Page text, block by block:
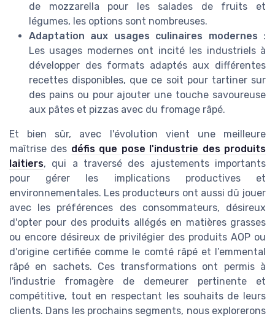
de mozzarella pour les salades de fruits et
légumes, les options sont nombreuses.
Adaptation aux usages culinaires modernes :
Les usages modernes ont incité les industriels à
développer des formats adaptés aux différentes
recettes disponibles, que ce soit pour tartiner sur
des pains ou pour ajouter une touche savoureuse
aux pâtes et pizzas avec du fromage râpé.
Et bien sûr, avec l'évolution vient une meilleure
maîtrise des défis que pose l'industrie des produits
laitiers, qui a traversé des ajustements importants
pour gérer les implications productives et
environnementales. Les producteurs ont aussi dû jouer
avec les préférences des consommateurs, désireux
d'opter pour des produits allégés en matières grasses
ou encore désireux de privilégier des produits AOP ou
d'origine certifiée comme le comté râpé et l’emmental
râpé en sachets. Ces transformations ont permis à
l'industrie fromagère de demeurer pertinente et
compétitive, tout en respectant les souhaits de leurs
clients. Dans les prochains segments, nous explorerons